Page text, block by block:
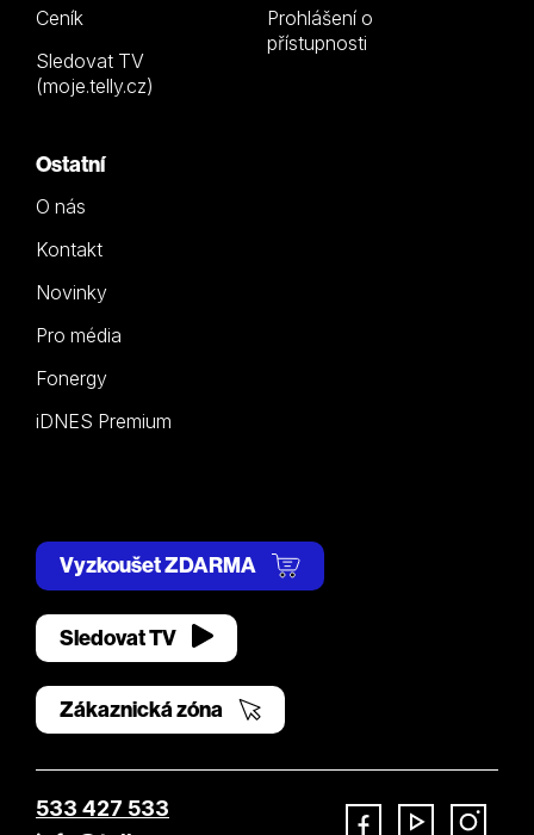
Ceník
Sledovat TV
(moje.telly.cz)
Prohlášení o
přístupnosti
Ostatní
O nás
Kontakt
Novinky
Pro média
Fonergy
iDNES Premium
Vyzkoušet ZDARMA
Sledovat TV
Zákaznická zóna
533 427 533